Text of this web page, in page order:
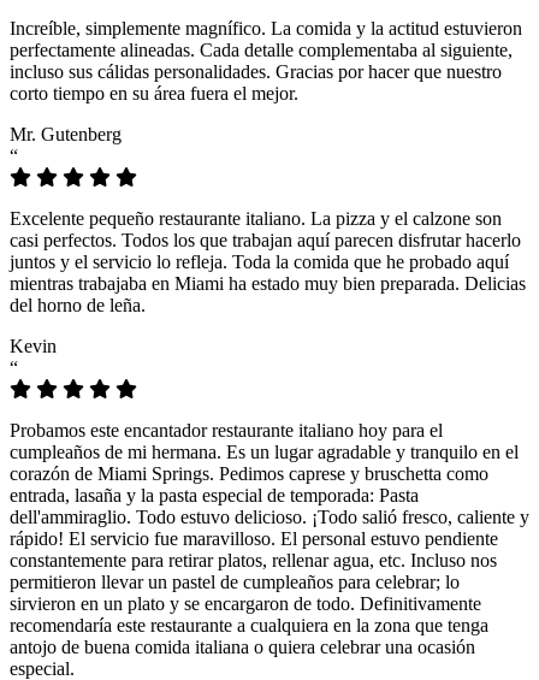
Increíble, simplemente magnífico. La comida y la actitud estuvieron
perfectamente alineadas. Cada detalle complementaba al siguiente,
incluso sus cálidas personalidades. Gracias por hacer que nuestro
corto tiempo en su área fuera el mejor.
Mr. Gutenberg
“
Excelente pequeño restaurante italiano. La pizza y el calzone son
casi perfectos. Todos los que trabajan aquí parecen disfrutar hacerlo
juntos y el servicio lo refleja. Toda la comida que he probado aquí
mientras trabajaba en Miami ha estado muy bien preparada. Delicias
del horno de leña.
Kevin
“
Probamos este encantador restaurante italiano hoy para el
cumpleaños de mi hermana. Es un lugar agradable y tranquilo en el
corazón de Miami Springs. Pedimos caprese y bruschetta como
entrada, lasaña y la pasta especial de temporada: Pasta
dell'ammiraglio. Todo estuvo delicioso. ¡Todo salió fresco, caliente y
rápido! El servicio fue maravilloso. El personal estuvo pendiente
constantemente para retirar platos, rellenar agua, etc. Incluso nos
permitieron llevar un pastel de cumpleaños para celebrar; lo
sirvieron en un plato y se encargaron de todo. Definitivamente
recomendaría este restaurante a cualquiera en la zona que tenga
antojo de buena comida italiana o quiera celebrar una ocasión
especial.